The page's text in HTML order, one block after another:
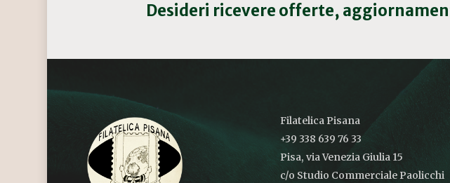
Desideri ricevere offerte,
Filatelica Pisana
+39 338 639 76 33
Pisa, via Venezia Giulia 15
c/o Studio Commerciale Paolicchi